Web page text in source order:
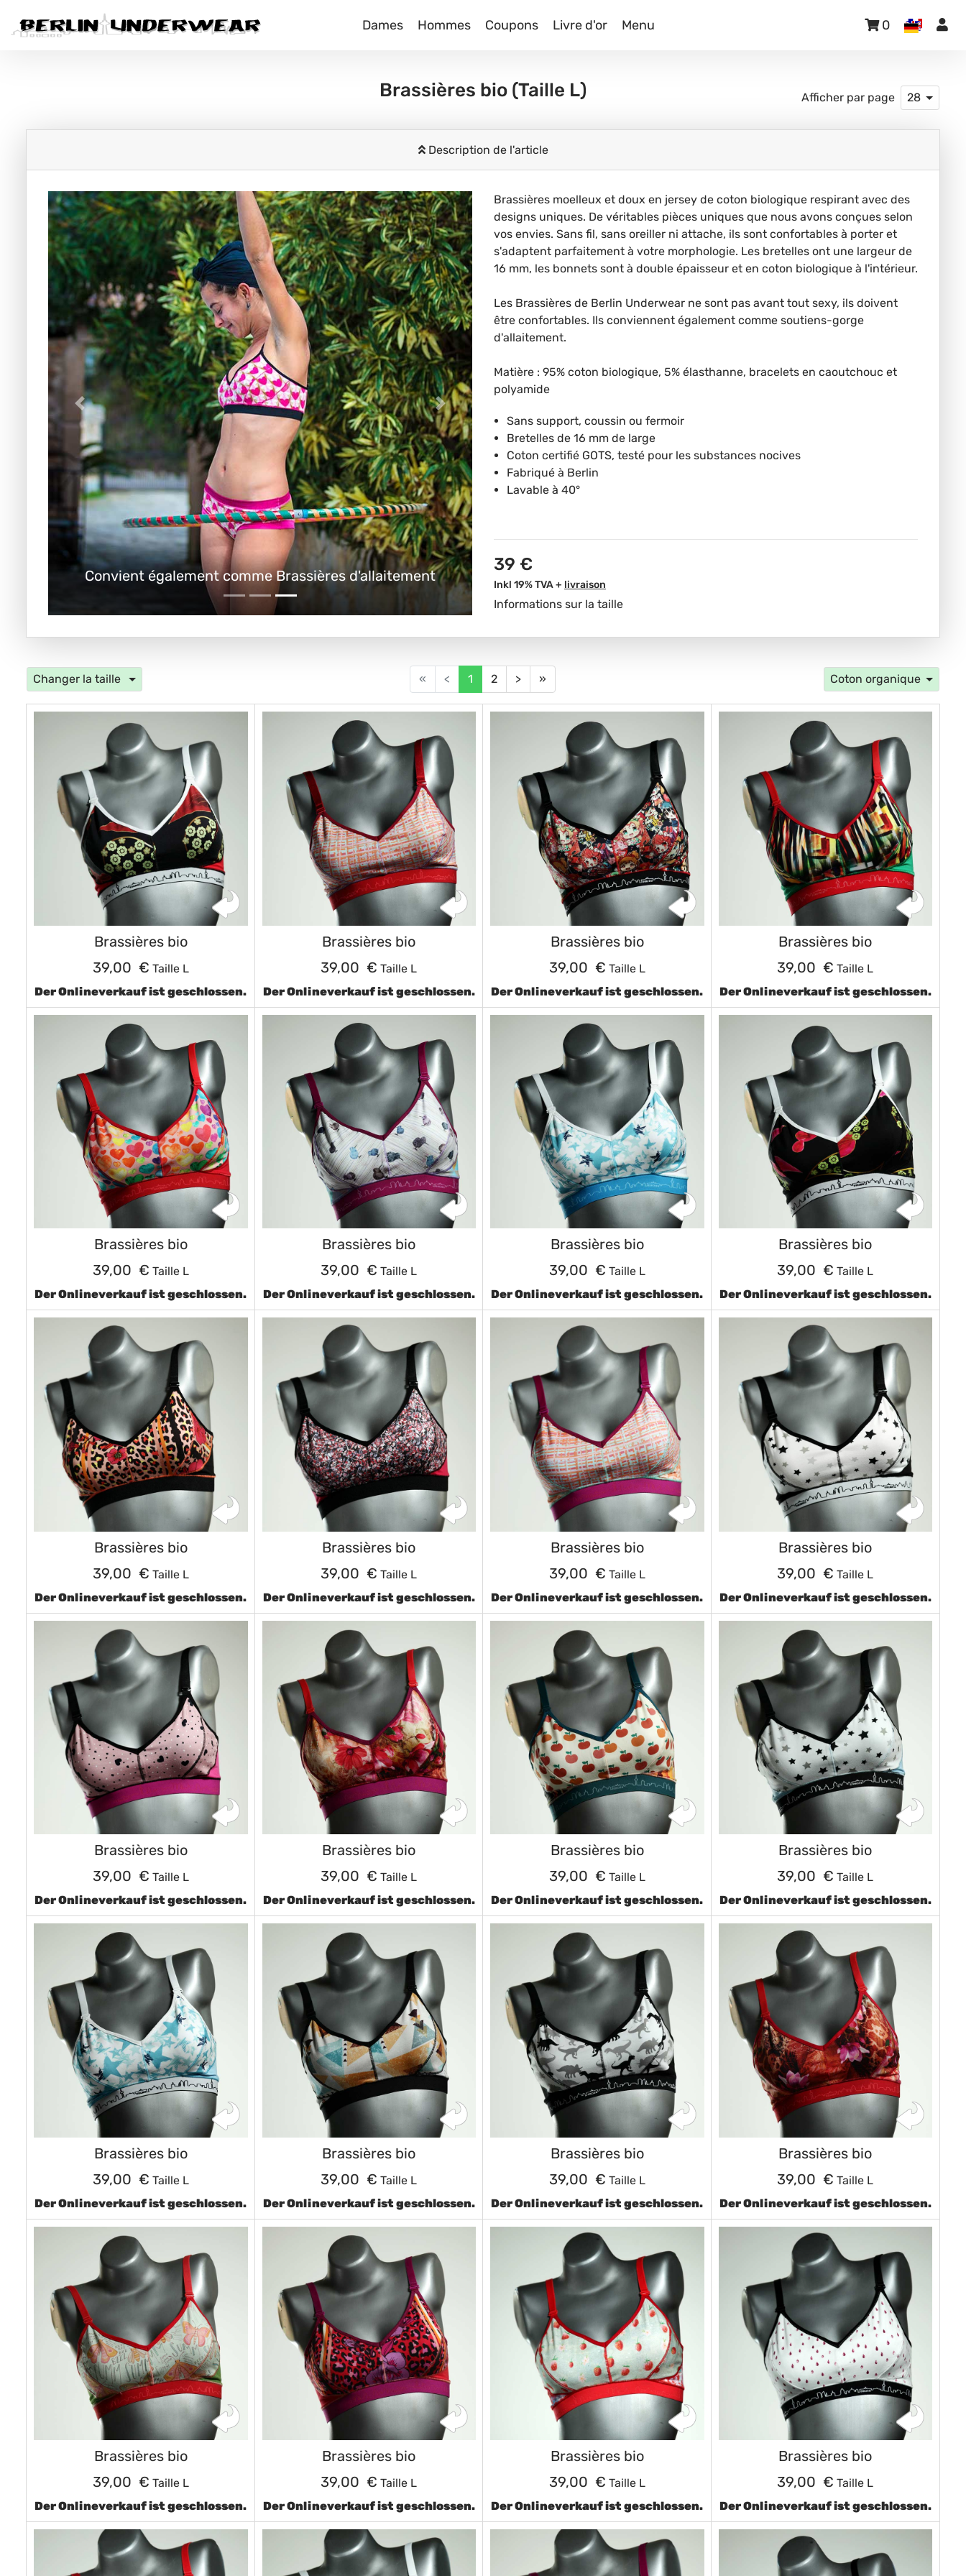
Dames Hommes Coupons Livre d'or Menu 0
Brassières bio (Taille L) Afficher par page 28
Description de l'article
Convient également comme Brassières d'allaitement
Brassières moelleux et doux en jersey de coton biologique respirant avec des
designs uniques. De véritables pièces uniques que nous avons conçues selon
vos envies. Sans fil, sans oreiller ni attache, ils sont confortables à porter et
s'adaptent parfaitement à votre morphologie. Les bretelles ont une largeur de
16 mm, les bonnets sont à double épaisseur et en coton biologique à l'intérieur.
Les Brassières de Berlin Underwear ne sont pas avant tout sexy, ils doivent
être confortables. Ils conviennent également comme soutiens-gorge
d'allaitement.
Matière : 95% coton biologique, 5% élasthanne, bracelets en caoutchouc et
polyamide
Sans support, coussin ou fermoir
Bretelles de 16 mm de large
Coton certifié GOTS, testé pour les substances nocives
Fabriqué à Berlin
Lavable à 40°
39 €
Inkl 19% TVA + livraison
Informations sur la taille
Changer la taille « < 1 2 > » Coton organique
Brassières bio
39,00 € Taille L
Der Onlineverkauf ist geschlossen.
Brassières bio
39,00 € Taille L
Der Onlineverkauf ist geschlossen.
Brassières bio
39,00 € Taille L
Der Onlineverkauf ist geschlossen.
Brassières bio
39,00 € Taille L
Der Onlineverkauf ist geschlossen.
Brassières bio
39,00 € Taille L
Der Onlineverkauf ist geschlossen.
Brassières bio
39,00 € Taille L
Der Onlineverkauf ist geschlossen.
Brassières bio
39,00 € Taille L
Der Onlineverkauf ist geschlossen.
Brassières bio
39,00 € Taille L
Der Onlineverkauf ist geschlossen.
Brassières bio
39,00 € Taille L
Der Onlineverkauf ist geschlossen.
Brassières bio
39,00 € Taille L
Der Onlineverkauf ist geschlossen.
Brassières bio
39,00 € Taille L
Der Onlineverkauf ist geschlossen.
Brassières bio
39,00 € Taille L
Der Onlineverkauf ist geschlossen.
Brassières bio
39,00 € Taille L
Der Onlineverkauf ist geschlossen.
Brassières bio
39,00 € Taille L
Der Onlineverkauf ist geschlossen.
Brassières bio
39,00 € Taille L
Der Onlineverkauf ist geschlossen.
Brassières bio
39,00 € Taille L
Der Onlineverkauf ist geschlossen.
Brassières bio
39,00 € Taille L
Der Onlineverkauf ist geschlossen.
Brassières bio
39,00 € Taille L
Der Onlineverkauf ist geschlossen.
Brassières bio
39,00 € Taille L
Der Onlineverkauf ist geschlossen.
Brassières bio
39,00 € Taille L
Der Onlineverkauf ist geschlossen.
Brassières bio
39,00 € Taille L
Der Onlineverkauf ist geschlossen.
Brassières bio
39,00 € Taille L
Der Onlineverkauf ist geschlossen.
Brassières bio
39,00 € Taille L
Der Onlineverkauf ist geschlossen.
Brassières bio
39,00 € Taille L
Der Onlineverkauf ist geschlossen.